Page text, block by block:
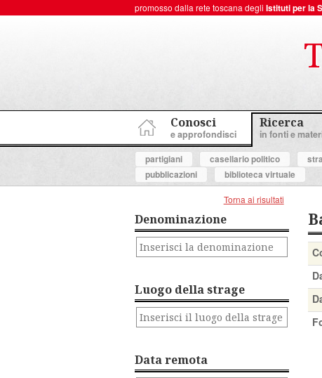
promosso dalla rete toscana degli Istituti per la
Conosci
e approfondisci
Ricerca
in fonti e
partigiani
casellario politico
pubblicazioni
biblioteca virtuale
Denominazione
Luogo della strage
Data remota
Torna ai risultati